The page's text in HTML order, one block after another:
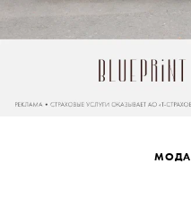
МОДА